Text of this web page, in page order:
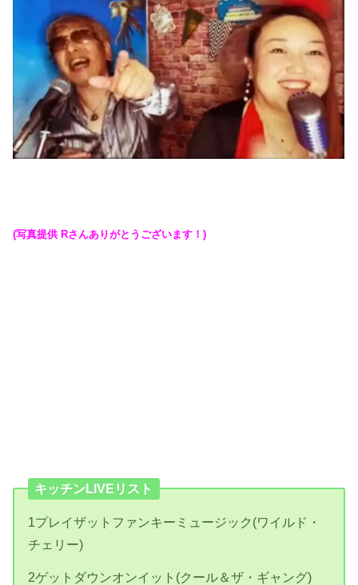
(写真提供 Rさんありがとうございます！)
キッチンLIVEリスト
1プレイザットファンキーミュージック(ワイルド・
チェリー)
2ゲットダウンオンイット(クール＆ザ・ギャング)